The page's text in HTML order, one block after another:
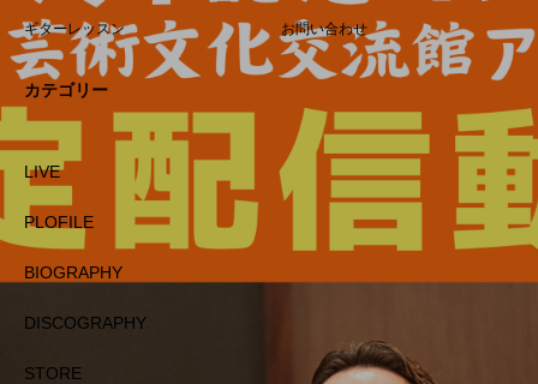
ギターレッスン お問い合わせ
カテゴリー
LIVE
PLOFILE
BIOGRAPHY
DISCOGRAPHY
STORE